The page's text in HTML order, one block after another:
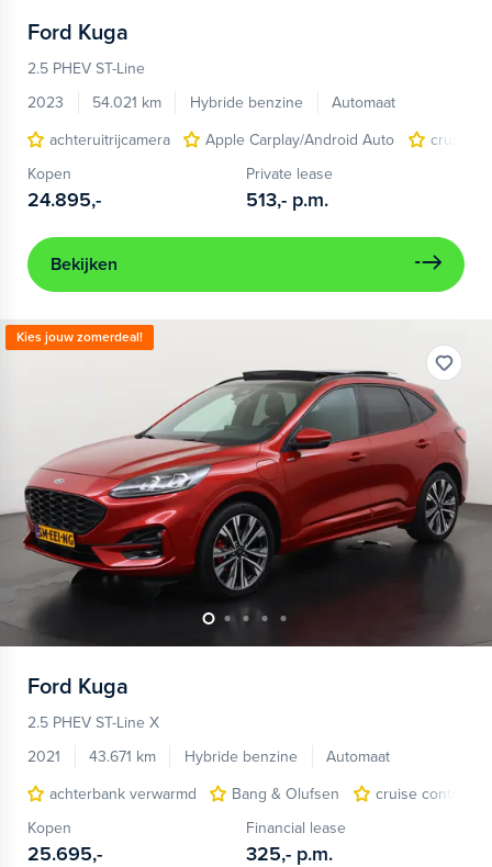
Ford Kuga
2.5 PHEV ST-Line
2023
54.021 km Hybride benzine
Automaat
achteruitrijcamera
Apple Carplay/Android Auto
cruise
Kopen
24.895,-
Private lease
513,- p.m.
Bekijken
Kies jouw zomerdeal!
Ford Kuga
2.5 PHEV ST-Line X
2021
43.671 km Hybride benzine
Automaat
achterbank verwarmd
Bang & Olufsen
cruise control
Kopen
25.695,-
Financial lease
325,- p.m.